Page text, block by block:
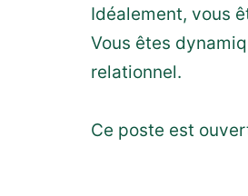
Idéalement, vous
Vous êtes
relationnel.
Ce poste est